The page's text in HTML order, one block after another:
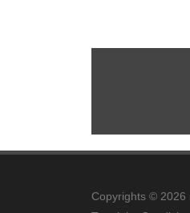
Copyrights © 2026